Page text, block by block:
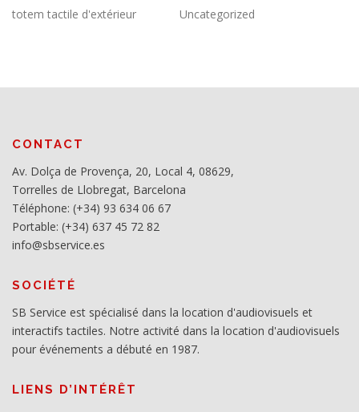
totem tactile d'extérieur
Uncategorized
CONTACT
Av. Dolça de Provença, 20, Local 4, 08629,
Torrelles de Llobregat, Barcelona
Téléphone: (+34) 93 634 06 67
Portable: (+34) 637 45 72 82
info@sbservice.es
SOCIÉTÉ
SB Service est spécialisé dans la location d'audiovisuels et
interactifs tactiles. Notre activité dans la location d'audiovisuels
pour événements a débuté en 1987.
LIENS D’INTÉRÊT